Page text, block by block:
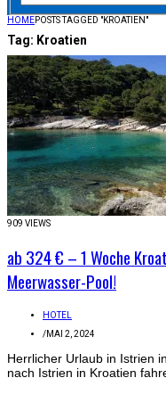
HOMEPOSTS TAGGED "KROATIEN"
Tag: Kroatien
909 VIEWS
ab 324 € – 1 Woche
Meerwasser-Pool!
HOTEL
/MAI 2, 2024
Herrlicher Urlaub in Istrien
nach Istrien in Kroatien